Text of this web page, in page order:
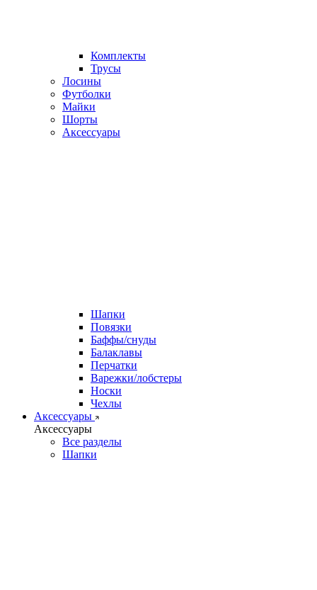
Комплекты
Трусы
Лосины
Футболки
Майки
Шорты
Аксессуары
Шапки
Повязки
Баффы/снуды
Балаклавы
Перчатки
Варежки/лобстеры
Носки
Чехлы
Аксессуары
Аксессуары
Все разделы
Шапки